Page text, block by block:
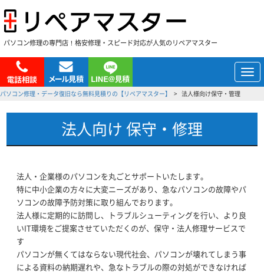
パソコン修理の専門店！格安修理・スピード対応が人気のリペアマスター
メ
ニ
パソコン修理・データ復旧なら無料見積りの【リペアマスター】 法人様向け保守・管理
法人向け 保守・修理
法人・企業様のパソコンを丸ごとサポートいたします。
特に中小企業の方々に大変ニーズがあり、急なパソコンの故障やパ
ソコンの故障予防対策に取り組んでおります。
法人様に定期的に訪問し、トラブルシューティングを行い、より良
いIT環境をご提案させていただくのが、保守・法人修理サービスで
す
パソコンが無くてはならない現代社会、パソコンが壊れてしまう事
による資料の納期遅れや、急なトラブルの際の対処ができなければ